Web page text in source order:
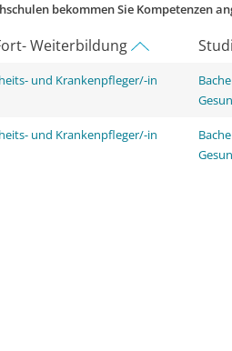
bekommen Sie Kompetenzen
Weiterbildung
und Krankenpfleger/-in
und Krankenpfleger/-in